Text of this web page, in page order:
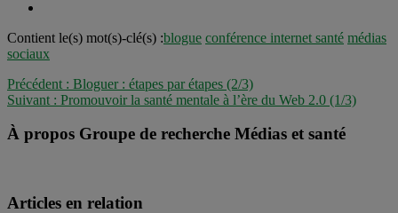
Contient le(s) mot(s)-clé(s) :blogue conférence internet santé médias
sociaux
Précédent : Bloguer : étapes par étapes (2/3)
Suivant : Promouvoir la santé mentale à l’ère du Web 2.0 (1/3)
À propos Groupe de recherche Médias et santé
Articles en relation